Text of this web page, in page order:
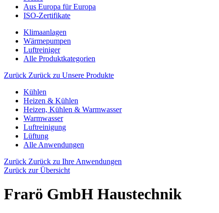
Aus Europa für Europa
ISO-Zertifikate
Klimaanlagen
Wärmepumpen
Luftreiniger
Alle Produktkategorien
Zurück Zurück zu Unsere Produkte
Kühlen
Heizen & Kühlen
Heizen, Kühlen & Warmwasser
Warmwasser
Luftreinigung
Lüftung
Alle Anwendungen
Zurück Zurück zu Ihre Anwendungen
Zurück zur Übersicht
Frarö GmbH Haustechnik